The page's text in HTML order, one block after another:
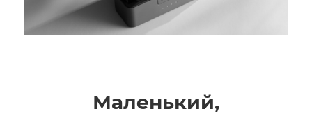
Маленький,